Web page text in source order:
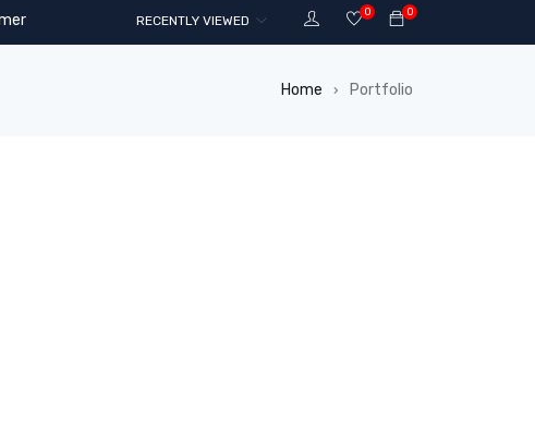
0
0
RECENTLY VIEWED
Home › Portfolio